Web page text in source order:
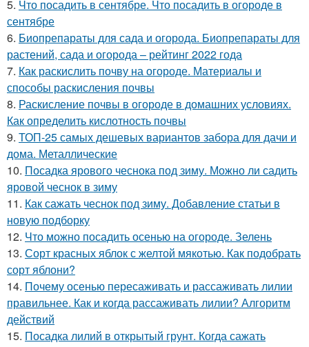
5. Что посадить в сентябре. Что посадить в огороде в
сентябре
6. Биопрепараты для сада и огорода. Биопрепараты для
растений, сада и огорода – рейтинг 2022 года
7. Как раскислить почву на огороде. Материалы и
способы раскисления почвы
8. Раскисление почвы в огороде в домашних условиях.
Как определить кислотность почвы
9. ТОП-25 самых дешевых вариантов забора для дачи и
дома. Металлические
10. Посадка ярового чеснока под зиму. Можно ли садить
яровой чеснок в зиму
11. Как сажать чеснок под зиму. Добавление статьи в
новую подборку
12. Что можно посадить осенью на огороде. Зелень
13. Сорт красных яблок с желтой мякотью. Как подобрать
сорт яблони?
14. Почему осенью пересаживать и рассаживать лилии
правильнее. Как и когда рассаживать лилии? Алгоритм
действий
15. Посадка лилий в открытый грунт. Когда сажать